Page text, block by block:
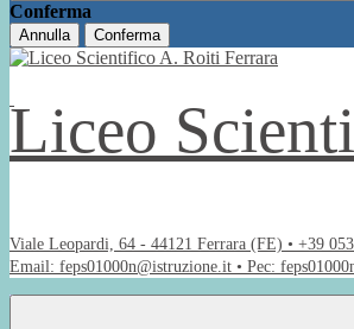
Conferma
Annulla Conferma
Liceo
Viale Leopardi, 64 - 44121 Ferrara (FE) • +39
Email: feps01000n@istruzione.it • Pec: